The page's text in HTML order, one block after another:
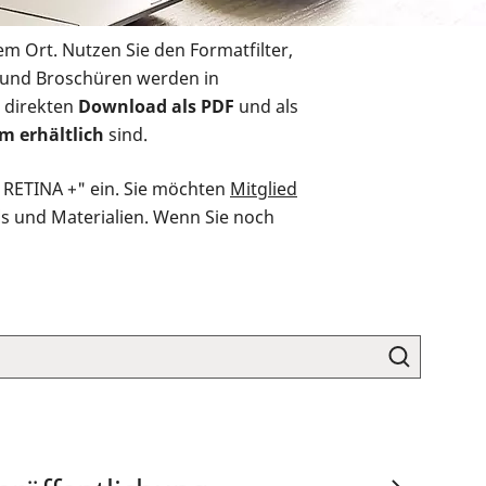
Ort. Nutzen Sie den Formatfilter,
Broschüren werden in
direkten Download als PDF und als
erhältlich sind.
+" ein. Sie möchten Mitglied
und Materialien. Wenn Sie noch